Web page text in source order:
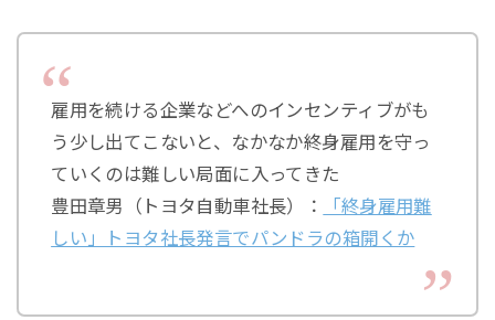
雇用を続ける企業などへのインセンティブがも
う少し出てこないと、なかなか終身雇用を守っ
ていくのは難しい局面に入ってきた
豊田章男（トヨタ自動車社長）：
「終身雇用難
しい」トヨタ社長発言でパンドラの箱開くか